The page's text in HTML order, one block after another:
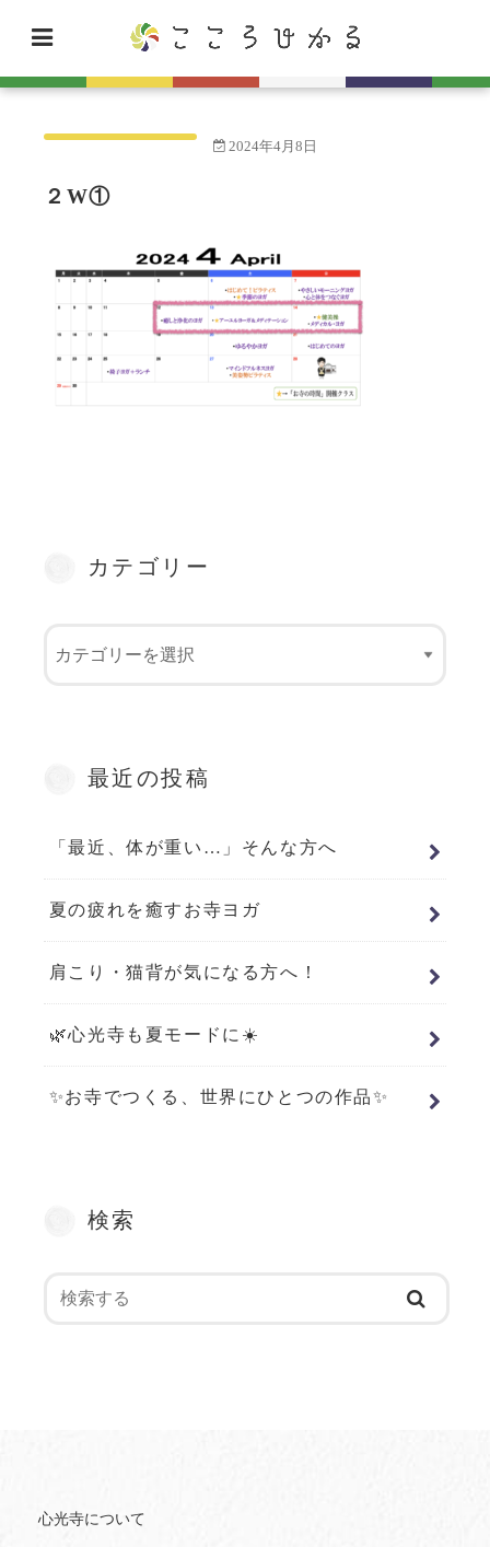
2024年4月8日
２W①
カテゴリー
最近の投稿
「最近、体が重い…」そんな方へ
夏の疲れを癒すお寺ヨガ
肩こり・猫背が気になる方へ！
🌿心光寺も夏モードに☀️
✨お寺でつくる、世界にひとつの作品✨
検索
心光寺について